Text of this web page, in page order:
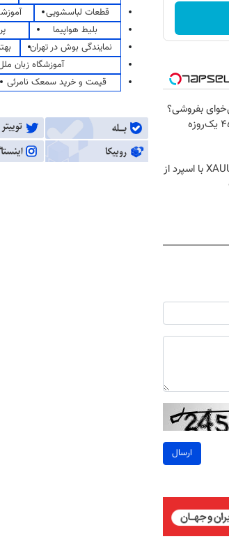
بفروشی؟
با خودرو۴۵ یک‌روزه
ترید XAUUSD با اسپرد از
ارسال
قطعات لباسشویی
بلیط هواپیما
نمایندگی بوش در تهران
آموزشگاه زبان
قیمت و خرید سمعک نامرئی